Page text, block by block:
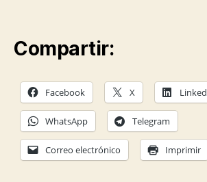
Compartir:
Facebook X
WhatsApp Telegram
Correo electrónico Imprimir